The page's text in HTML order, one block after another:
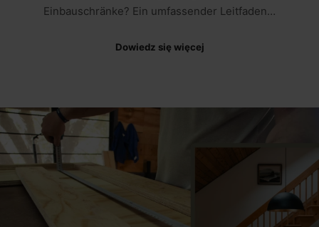
Einbauschränke? Ein umfassender Leitfaden…
Dowiedz się więcej